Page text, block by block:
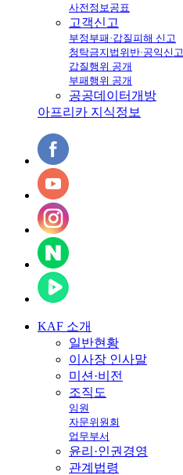
사전정보공표
고객신고
부정부패·갑질피해 신고
청탁금지법위반·공익신고
갑질행위 공개
부패행위 공개
공공데이터개방
아프리카 지식정보
KAF 소개
일반현황
이사장 인사말
미션·비전
조직도
임원
자문위원회
업무부서
윤리·인권경영
관계법령